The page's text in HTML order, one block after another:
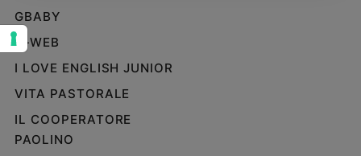
Migranti
Diversità
e
inclusione
Costume
Cultura
e
GBABY
G-WEB
I LOVE ENGLISH JUNIOR
VITA PASTORALE
IL COOPERATORE
PAOLINO